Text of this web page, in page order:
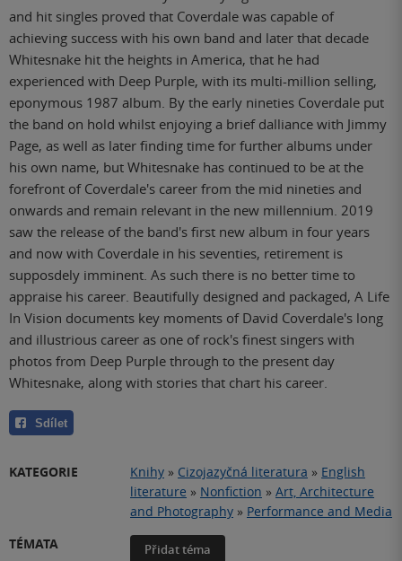
and hit singles proved that Coverdale was capable of
achieving success with his own band and later that decade
Whitesnake hit the heights in America, that he had
experienced with Deep Purple, with its multi-million selling,
eponymous 1987 album. By the early nineties Coverdale put
the band on hold whilst enjoying a brief dalliance with Jimmy
Page, as well as later finding time for further albums under
his own name, but Whitesnake has continued to be at the
forefront of Coverdale's career from the mid nineties and
onwards and remain relevant in the new millennium. 2019
saw the release of the band's first new album in four years
and now with Coverdale in his seventies, retirement is
supposdely imminent. As such there is no better time to
appraise his career. Beautifully designed and packaged, A Life
In Vision documents key moments of David Coverdale's long
and illustrious career as one of rock's finest singers with
photos from Deep Purple through to the present day
Whitesnake, along with stories that chart his career.
Sdílet
KATEGORIE Knihy » Cizojazyčná literatura » English
literature » Nonfiction » Art, Architecture
and Photography » Performance and Media
TÉMATA
Přidat téma